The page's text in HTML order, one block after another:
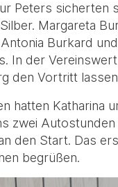
Peters sicherten
Margareta
Burkard
In der
den Vortritt
hatten Katharina
zwei
den Start. Das
begrüßen.